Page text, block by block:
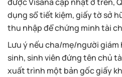
dụng sổ tiết kiệm, giấy tờ sở
thu nhập để chứng minh tài
Lưu ý nếu cha/mẹ/người
sinh, sinh viên đứng tên chủ
xuất trình một bản gốc giấy